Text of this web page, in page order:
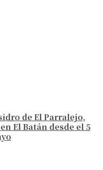
de El Parralejo,
El Batán desde el 5